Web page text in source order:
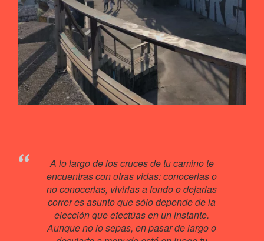
A lo largo de los cruces de tu camino te
encuentras con otras vidas: conocerlas o
no conocerlas, vivirlas a fondo o dejarlas
correr es asunto que sólo depende de la
elección que efectúas en un instante.
Aunque no lo sepas, en pasar de largo o